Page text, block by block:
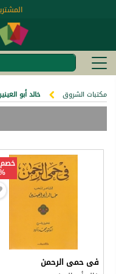
مكتبات الشروق خالد أبو
فى حمى الرحمن